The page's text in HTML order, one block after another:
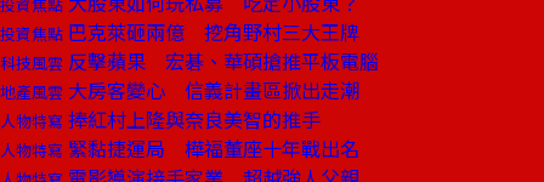
投資焦點 巴克萊砸兩億 挖角野村三大王牌
科技風雲 反擊蘋果 宏碁、華碩搶推平板電腦
地產風雲 大房客變心 信義計畫區掀出走潮
人物特寫 捧紅村上隆與奈良美智的推手
人物特寫 緊黏捷運局 樺福董座十年戰出名